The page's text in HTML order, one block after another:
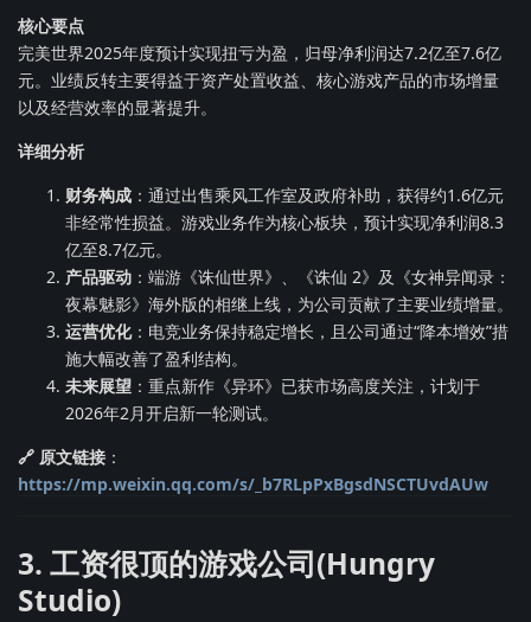
核心要点
完美世界2025年度预计实现扭亏为盈，归母净利润达7.2亿至7.6亿
元。业绩反转主要得益于资产处置收益、核心游戏产品的市场增量
以及经营效率的显著提升。
详细分析
财务构成 ：通过出售乘风工作室及政府补助，获得约1.6亿元
非经常性损益。游戏业务作为核心板块，预计实现净利润8.3
亿至8.7亿元。
产品驱动 ：端游《诛仙世界》、《诛仙 2》及《女神异闻录：
夜幕魅影》海外版的相继上线，为公司贡献了主要业绩增量。
运营优化：电竞业务保持稳定增长，且公司通过“降本增效”措
施大幅改善了盈利结构。
未来展望 ：重点新作《异环》已获市场高度关注，计划于
2026年2月开启新一轮测试。
🔗 原文链接 ：
https://mp.weixin.qq.com/s/_b7RLpPxBgsdNSCTUvdAUw
3. 工资很顶的游戏公司(Hungry
Studio)